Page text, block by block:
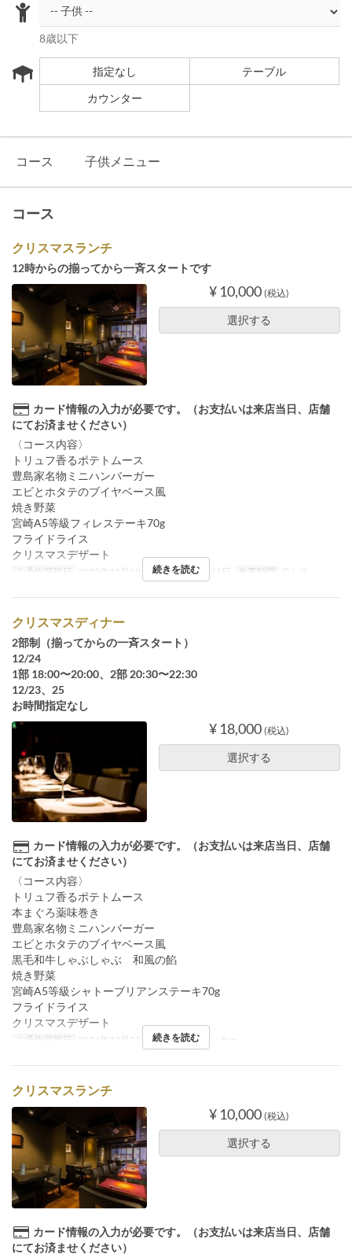
8歳以下
指定なし
テーブル
カウンター
コース 子供メニュー
コース
クリスマスランチ
12時からの揃ってから一斉スタートです
¥ 10,000 (税込)
選択する
カード情報の入力が必要です。（お支払いは来店当日、店舗
にてお済ませください）
〈コース内容〉
トリュフ香るポテトムース
豊島家名物ミニハンバーガー
エビとホタテのブイヤベース風
焼き野菜
宮崎A5等級フィレステーキ70g
フライドライス
クリスマスデザート
ご予約可能日 2025年12月19日 ~ 2025年12月21日 食事時間 ランチ
続きを読む
クリスマスディナー
2部制（揃ってからの一斉スタート）
12/24
1部 18:00〜20:00、2部 20:30〜22:30
12/23、25
お時間指定なし
¥ 18,000 (税込)
選択する
カード情報の入力が必要です。（お支払いは来店当日、店舗
にてお済ませください）
〈コース内容〉
トリュフ香るポテトムース
本まぐろ薬味巻き
豊島家名物ミニハンバーガー
エビとホタテのブイヤベース風
黒毛和牛しゃぶしゃぶ 和風の餡
焼き野菜
宮崎A5等級シャトーブリアンステーキ70g
フライドライス
クリスマスデザート
ご予約可能日 2024年12月23日 食事時間 ディナー
続きを読む
クリスマスランチ
¥ 10,000 (税込)
選択する
カード情報の入力が必要です。（お支払いは来店当日、店舗
にてお済ませください）